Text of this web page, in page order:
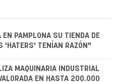
EN PAMPLONA SU TIENDA DE
'HATERS' TENÍAN RAZÓN"
MAQUINARIA INDUSTRIAL
EN HASTA 200.000